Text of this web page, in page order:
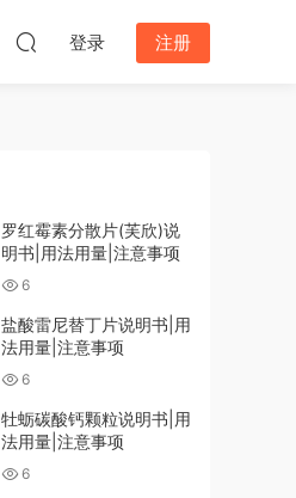
登录 注册
罗红霉素分散片(芙欣)说
明书|用法用量|注意事项
6
盐酸雷尼替丁片说明书|用
法用量|注意事项
6
牡蛎碳酸钙颗粒说明书|用
法用量|注意事项
6